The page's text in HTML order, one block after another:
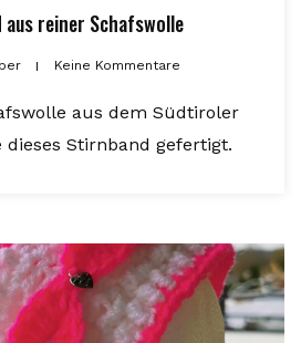
reiner Schafswolle
Keine Kommentare
aus dem Südtiroler
Stirnband gefertigt.